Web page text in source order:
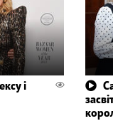
і